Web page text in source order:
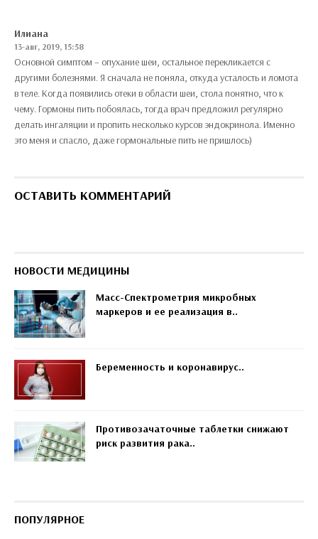
Илиана
13-авг, 2019, 15:58
Основной симптом – опухание шеи, остальное перекликается с
другими болезнями. Я сначала не поняла, откуда усталость и ломота
в теле. Когда появились отеки в области шеи, стола понятно, что к
чему. Гормоны пить побоялась, тогда врач предложил регулярно
делать ингаляции и пропить несколько курсов эндокринола. Именно
это меня и спасло, даже гормональные пить не пришлось)
ОСТАВИТЬ КОММЕНТАРИЙ
НОВОСТИ МЕДИЦИНЫ
Масс-Спектрометрия микробных
маркеров и ее реализация в..
Беременность и коронавирус..
Противозачаточные таблетки снижают
риск развития рака..
ПОПУЛЯРНОЕ